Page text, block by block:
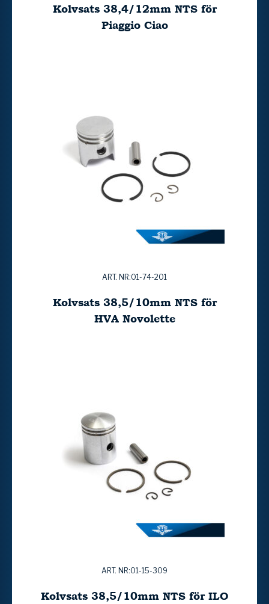
Kolvsats 38,4/12mm NTS för
Piaggio Ciao
ART. NR:01-74-201
Kolvsats 38,5/10mm NTS för
HVA Novolette
ART. NR:01-15-309
Kolvsats 38,5/10mm NTS för ILO